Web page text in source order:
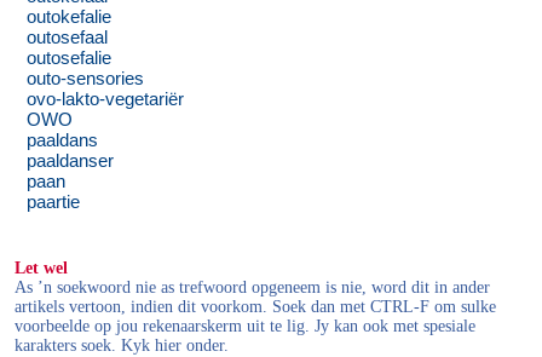
outokefalie
outosefaal
outosefalie
outo-sensories
ovo-lakto-vegetariër
OWO
paaldans
paaldanser
paan
paartie
Let wel
As ’n soekwoord nie as trefwoord opgeneem is nie, word dit in ander
artikels vertoon, indien dit voorkom. Soek dan met CTRL-F om sulke
voorbeelde op jou rekenaarskerm uit te lig. Jy kan ook met spesiale
karakters soek. Kyk hier onder.